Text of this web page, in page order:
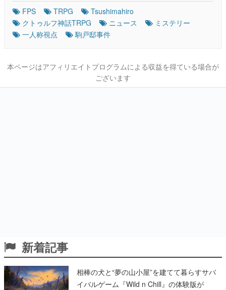
FPS TRPG
Tsushimahiro
クトゥルフ神話TRPG
ニュース
ミステリー
一人称視点
駒戸邸事件
本ページはアフィリエイトプログラムによる収益を得ている場合が
ございます
新着記事
相棒の犬と“夢の山小屋”を建てて暮らすサバ
イバルゲーム『Wild n Chill』の体験版が